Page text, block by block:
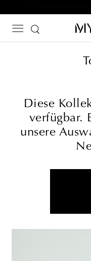
Diese
verfügbar.
unsere